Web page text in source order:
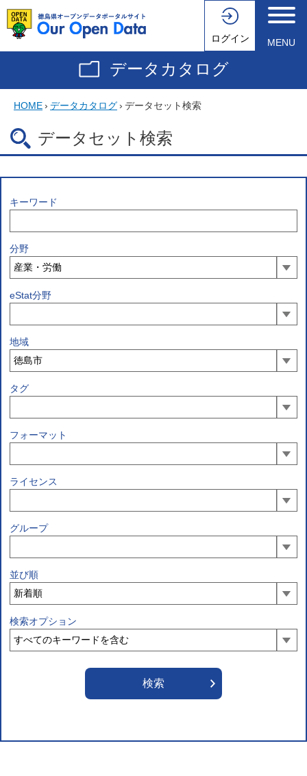
ログイン MENU
データカタログ
HOME› データカタログ› データセット検索
データセット検索
キーワード
分野
eStat分野
地域
タグ
フォーマット
ライセンス
グループ
並び順
検索オプション